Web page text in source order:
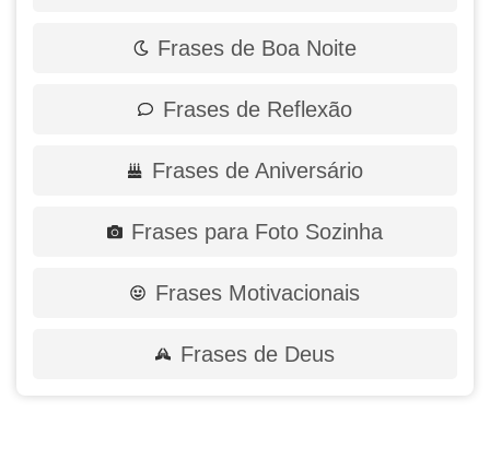
Frases de Boa Noite
Frases de Reflexão
Frases de Aniversário
Frases para Foto Sozinha
Frases Motivacionais
Frases de Deus